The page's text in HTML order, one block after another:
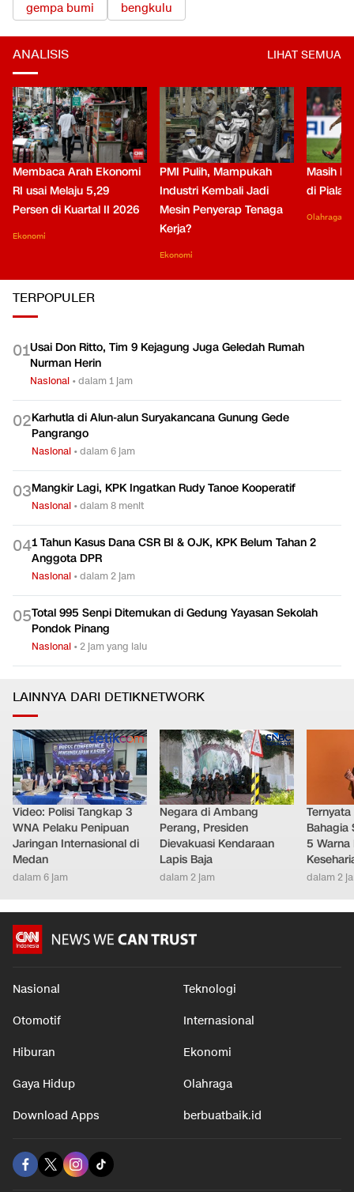
gempa bumi bengkulu
ANALISIS LIHAT SEMUA
Membaca Arah Ekonomi
RI usai Melaju 5,29
Persen di Kuartal II 2026
Ekonomi
PMI Pulih, Mampukah
Industri Kembali Jadi
Mesin Penyerap Tenaga
Kerja?
Ekonomi
Masih
di Piala
Olahraga
TERPOPULER
01Usai Don Ritto, Tim 9 Kejagung Juga Geledah Rumah
Nurman Herin
Nasional •dalam 1 jam
02Karhutla di Alun-alun Suryakancana Gunung Gede
Pangrango
Nasional •dalam 6 jam
03Mangkir Lagi, KPK Ingatkan Rudy Tanoe Kooperatif
Nasional •dalam 8 menit
041 Tahun Kasus Dana CSR BI & OJK, KPK Belum Tahan 2
Anggota DPR
Nasional •dalam 2 jam
05Total 995 Senpi Ditemukan di Gedung Yayasan Sekolah
Pondok Pinang
Nasional •2 jam yang lalu
LAINNYA DARI DETIKNETWORK
Video: Polisi Tangkap 3
WNA Pelaku Penipuan
Jaringan Internasional di
Medan
dalam 6 jam
Negara di Ambang
Perang, Presiden
Dievakuasi Kendaraan
Lapis Baja
dalam 2 jam
Bahagia
5
dalam 2
Nasional Teknologi
Otomotif Internasional
Hiburan Ekonomi
Gaya Hidup Olahraga
Download Apps berbuatbaik.id